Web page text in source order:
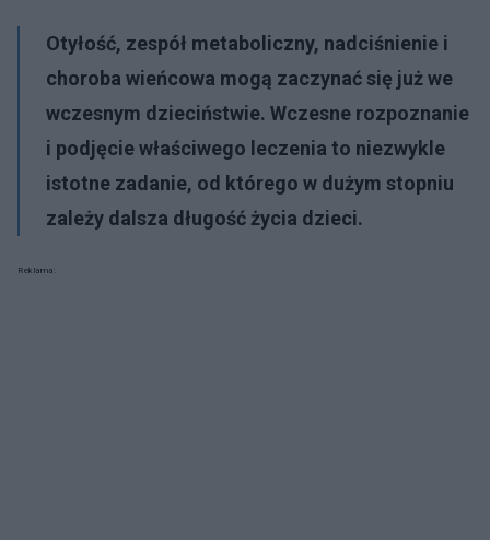
Otyłość, zespół metaboliczny, nadciśnienie i
choroba wieńcowa mogą zaczynać się już we
wczesnym dzieciństwie. Wczesne rozpoznanie
i podjęcie właściwego leczenia to niezwykle
istotne zadanie, od którego w dużym stopniu
zależy dalsza długość życia dzieci.
Reklama: